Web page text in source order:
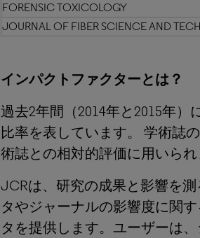
FORENSIC TOXICOLOGY
JOURNAL OF FIBER SCIENCE AND
インパクトファクターとは？
過去2年間（2014年と2015年
比率を表しています。 学術誌
術誌との相対的評価に用いられ
JCRは、研究の成果と影響を
タやジャーナルの影響度に関
タを提供します。ユーザーは